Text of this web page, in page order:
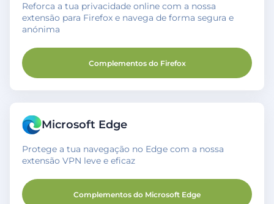
Reforca a tua privacidade online com a nossa
extensão para Firefox e navega de forma segura e
anónima
Complementos do Firefox
Microsoft Edge
Protege a tua navegação no Edge com a nossa
extensão VPN leve e eficaz
Complementos do Microsoft Edge